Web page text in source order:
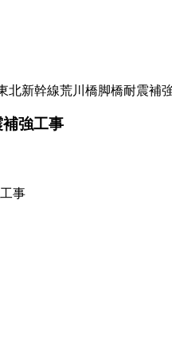
北新幹線荒川橋脚橋耐震補
強工事
事